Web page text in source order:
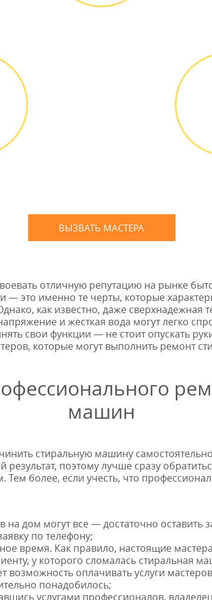
ВЫЗВАТЬ МАСТЕРА
отличную репутацию на рынке
это именно те черты, которые
как известно, даже сверхнадежная
и жесткая вода могут легко
свои функции — не стоит опускать
которые могут выполнить ремонт
машин
стиральную машину
поэтому лучше сразу
более, если учесть, что
на дом могут все — достаточно оставить
по телефону;
время. Как правило, настоящие
у которого сломалась стиральная
возможность оплачивать услуги
понадобилось;
услугами профессионалов,